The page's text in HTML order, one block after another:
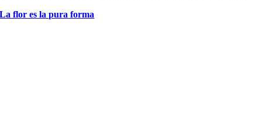
La flor es la pura forma